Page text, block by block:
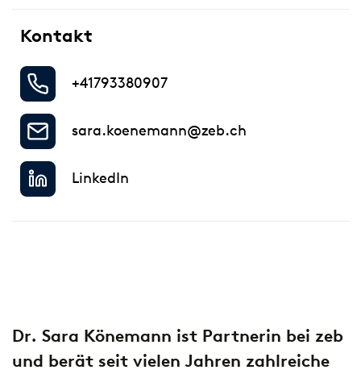
Kontakt
+41793380907
sara.koenemann@zeb.ch
LinkedIn
Dr. Sara Könemann ist Partnerin bei zeb
und berät seit vielen Jahren zahlreiche